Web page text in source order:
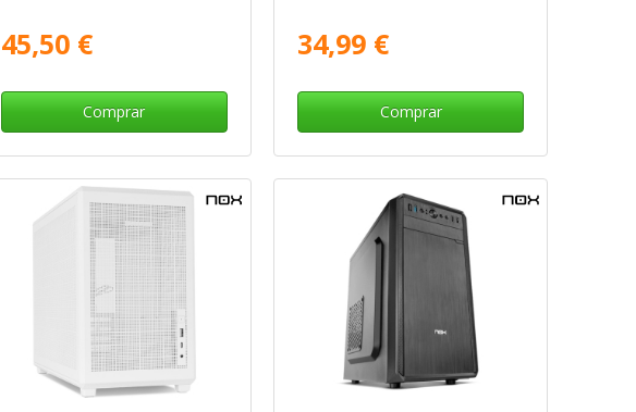
45,50 €
Comprar
34,99 €
Comprar